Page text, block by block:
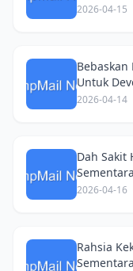
2026-04-15
Bebaskan
Untuk
2026-04-14
Dah Sakit
2026-04-16
Rahsia